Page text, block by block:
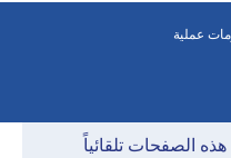
عملية
الصفحات تلقائياً